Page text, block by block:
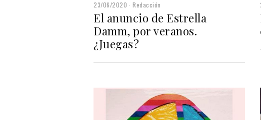
23/06/2020 Redacción
El anuncio de Estrella
Damm, por veranos.
¿Juegas?